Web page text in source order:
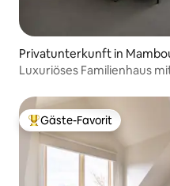
Privatunterkunft in
Luxuriöses Familienhaus
Beliebter Gäste-Favorit.
Gäste-Favorit